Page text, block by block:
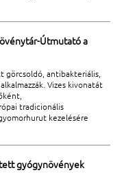
Útmutató a
görcsoldó, antibakteriális,
Vizes kivonatát
tradicionális
kezelésére
gyógynövények